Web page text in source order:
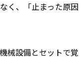
く、「止まった原因
械設備とセットで覚